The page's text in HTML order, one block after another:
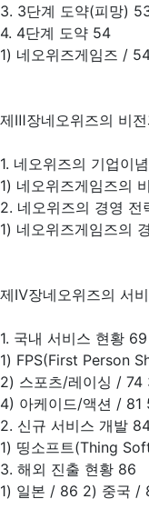
3. 3단계 도약(피망)
4. 4단계 도약 54
1) 네오위즈게임즈 /
제Ⅲ장네오위즈의 비
1. 네오위즈의 기업이
1) 네오위즈게임즈의
2. 네오위즈의 경영 전
1) 네오위즈게임즈의
제Ⅳ장네오위즈의 서
1. 국내 서비스 현황 69
1) FPS(First Person
2) 스포츠/레이싱 / 74
4) 아케이드/액션 /
2. 신규 서비스 개발
1) 띵소프트(Thing
3. 해외 진출 현황 86
1) 일본 / 86 2) 중국 /